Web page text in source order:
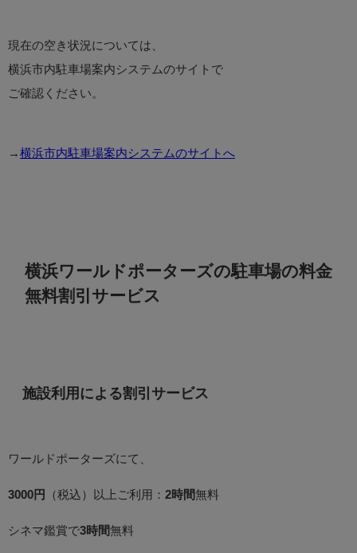
現在の空き状況については、
横浜市内駐車場案内システムのサイトで
ご確認ください。
→ 横浜市内駐車場案内システムのサイトへ
横浜ワールドポーターズの駐車場の料金
無料割引サービス
施設利用による割引サービス
ワールドポーターズにて、
3000円 （税込）以上ご利用： 2時間無料
シネマ鑑賞で3時間無料